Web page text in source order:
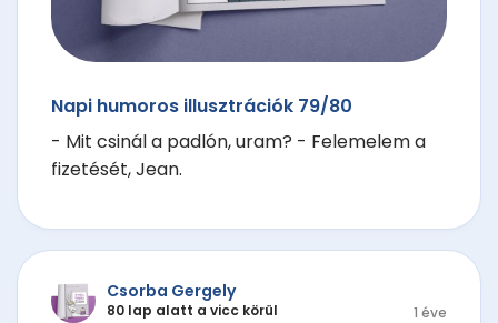
Napi humoros illusztrációk 79/80
- Mit csinál a padlón, uram? - Felemelem a
fizetését, Jean.
Csorba Gergely
80 lap alatt a vicc körül 1 éve